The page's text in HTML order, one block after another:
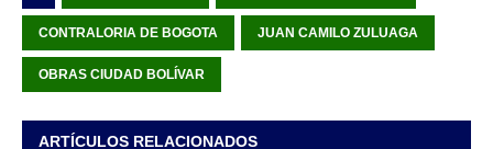
CONTRALORIA DE BOGOTA JUAN CAMILO ZULUAGA
OBRAS CIUDAD BOLÍVAR
ARTÍCULOS RELACIONADOS